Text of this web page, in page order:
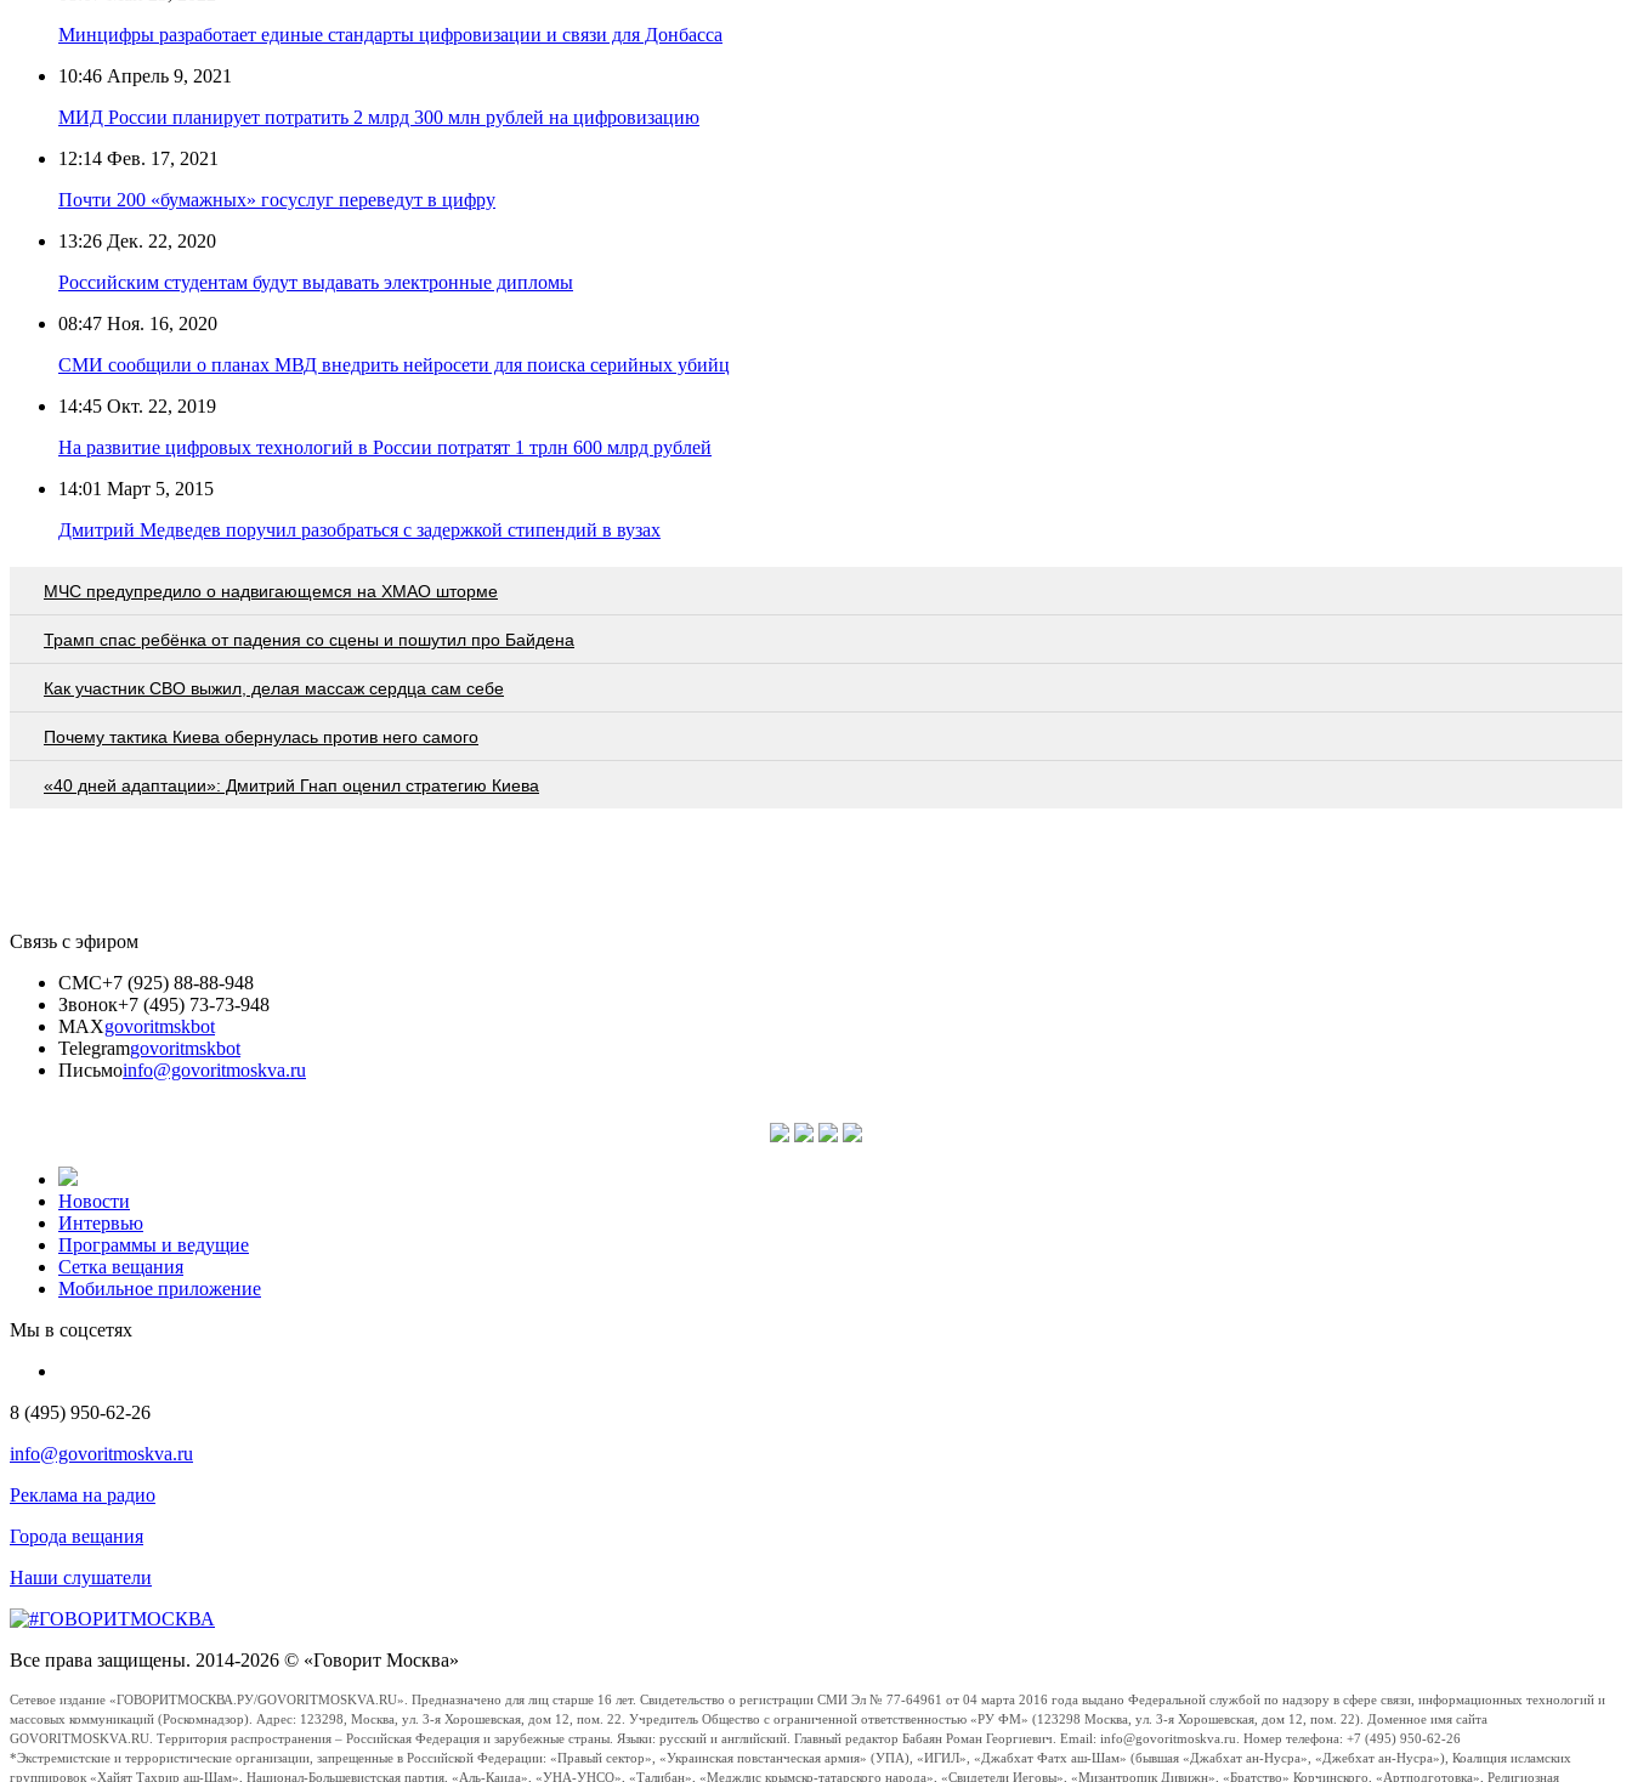
Минцифры разработает единые стандарты цифровизации и связи для Донбасса
10:46 Апрель 9, 2021
МИД России планирует потратить 2 млрд 300 млн рублей на цифровизацию
12:14 Фев. 17, 2021
Почти 200 «бумажных» госуслуг переведут в цифру
13:26 Дек. 22, 2020
Российским студентам будут выдавать электронные дипломы
08:47 Ноя. 16, 2020
СМИ сообщили о планах МВД внедрить нейросети для поиска серийных убийц
14:45 Окт. 22, 2019
На развитие цифровых технологий в России потратят 1 трлн 600 млрд рублей
14:01 Март 5, 2015
Дмитрий Медведев поручил разобраться с задержкой стипендий в вузах
МЧС предупредило о надвигающемся на ХМАО шторме
Трамп спас ребёнка от падения со сцены и пошутил про Байдена
Как участник СВО выжил, делая массаж сердца сам себе
Почему тактика Киева обернулась против него самого
«40 дней адаптации»: Дмитрий Гнап оценил стратегию Киева
Связь с эфиром
СМС+7 (925) 88-88-948
Звонок+7 (495) 73-73-948
MAXgovoritmskbot
Telegramgovoritmskbot
Письмоinfo@govoritmoskva.ru
Новости
Интервью
Программы и ведущие
Сетка вещания
Мобильное приложение
Мы в соцсетях
8 (495) 950-62-26
info@govoritmoskva.ru
Реклама на радио
Города вещания
Наши слушатели
Все права защищены. 2014-2026 © «Говорит Москва»
Сетевое издание «ГОВОРИТМОСКВА.РУ/GOVORITMOSKVA.RU». Предназначено для лиц старше 16 лет. Свидетельство о регистрации СМИ Эл № 77-64961 от 04 марта 2016 года выдано Федеральной службой по надзору в сфере связи, информационных технологий и
массовых коммуникаций (Роскомнадзор). Адрес: 123298, Москва, ул. 3-я Хорошевская, дом 12, пом. 22. Учредитель Общество с ограниченной ответственностью «РУ ФМ» (123298 Москва, ул. 3-я Хорошевская, дом 12, пом. 22). Доменное имя сайта
GOVORITMOSKVA.RU. Территория распространения – Российская Федерация и зарубежные страны. Языки: русский и английский. Главный редактор Бабаян Роман Георгиевич. Email: info@govoritmoskva.ru. Номер телефона: +7 (495) 950-62-26
*Экстремистские и террористические организации, запрещенные в Российской Федерации: «Правый сектор», «Украинская повстанческая армия» (УПА), «ИГИЛ», «Джабхат Фатх аш-Шам» (бывшая «Джабхат ан-Нусра», «Джебхат ан-Нусра»), Коалиция исламских
группировок «Хайят Тахрир аш-Шам», Национал-Большевистская партия, «Аль-Каида», «УНА-УНСО», «Талибан», «Меджлис крымско-татарского народа», «Свидетели Иеговы», «Мизантропик Дивижн», «Братство» Корчинского, «Артподготовка», Религиозная